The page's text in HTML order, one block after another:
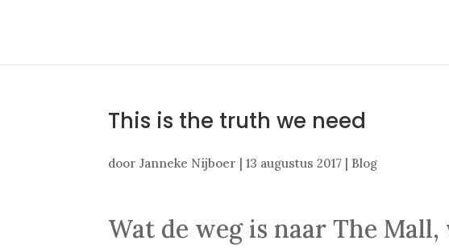
This is the truth we need
doorJanneke Nijboer |13 augustus 2017 | Blog
Wat de weg is naar The Mall,